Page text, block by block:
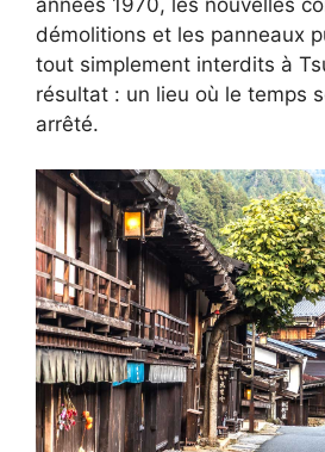
démolitions et les panneaux
tout simplement interdits à
résultat : un lieu où le temps
arrêté.